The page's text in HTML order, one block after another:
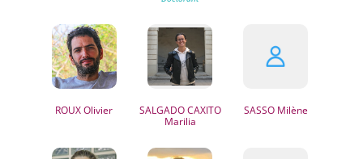
ROUXOlivier
SALGADO CAXITO
Marilia
SASSOMilène